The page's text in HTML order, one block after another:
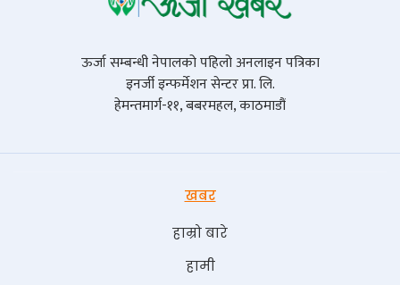
ऊर्जा सम्बन्धी नेपालको पहिलो अनलाइन पत्रिका
इनर्जी इन्फर्मेशन सेन्टर प्रा. लि.
हेमन्तमार्ग-११, बबरमहल, काठमाडौं
खबर
हाम्रो बारे
हामी